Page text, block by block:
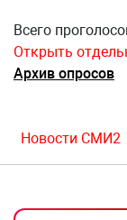
Всего
Открыть
Архив опросов
Новости СМИ2